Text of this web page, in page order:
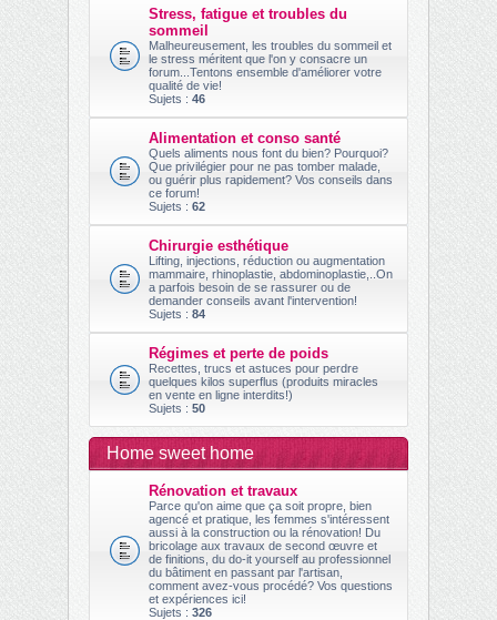
Stress, fatigue et troubles du
sommeil
Malheureusement, les troubles du sommeil et
le stress méritent que l'on y consacre un
forum...Tentons ensemble d'améliorer votre
qualité de vie!
Sujets : 46
Alimentation et conso santé
Quels aliments nous font du bien? Pourquoi?
Que privilégier pour ne pas tomber malade,
ou guérir plus rapidement? Vos conseils dans
ce forum!
Sujets : 62
Chirurgie esthétique
Lifting, injections, réduction ou augmentation
mammaire, rhinoplastie, abdominoplastie,..On
a parfois besoin de se rassurer ou de
demander conseils avant l'intervention!
Sujets : 84
Régimes et perte de poids
Recettes, trucs et astuces pour perdre
quelques kilos superflus (produits miracles
en vente en ligne interdits!)
Sujets : 50
Home sweet home
Rénovation et travaux
Parce qu'on aime que ça soit propre, bien
agencé et pratique, les femmes s'intéressent
aussi à la construction ou la rénovation! Du
bricolage aux travaux de second œuvre et
de finitions, du do-it yourself au professionnel
du bâtiment en passant par l'artisan,
comment avez-vous procédé? Vos questions
et expériences ici!
Sujets : 326